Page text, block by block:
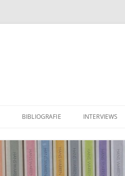
BIBLIOGRAFIE INTERVIEWS